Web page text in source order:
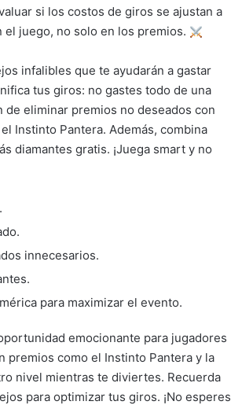
si los costos de giros se ajustan a
juego, no solo en los premios.
infalibles que te ayudarán a gastar
tus giros: no gastes todo de una
de eliminar premios no deseados con
Instinto Pantera. Además, combina
diamantes gratis. ¡Juega smart y no
innecesarios.
para maximizar el evento.
emocionante para jugadores
premios como el Instinto Pantera y la
nivel mientras te diviertes. Recuerda
para optimizar tus giros. ¡No esperes